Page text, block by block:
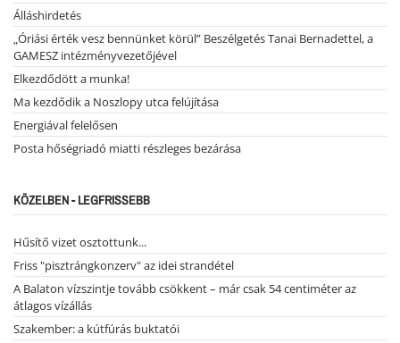
Álláshirdetés
„Óriási érték vesz bennünket körül” Beszélgetés Tanai Bernadettel, a
GAMESZ intézményvezetőjével
Elkezdődött a munka!
Ma kezdődik a Noszlopy utca felújítása
Energiával felelősen
Posta hőségriadó miatti részleges bezárása
KÖZELBEN - LEGFRISSEBB
Hűsítő vizet osztottunk...
Friss "pisztrángkonzerv" az idei strandétel
A Balaton vízszintje tovább csökkent – már csak 54 centiméter az
átlagos vízállás
Szakember: a kútfúrás buktatói